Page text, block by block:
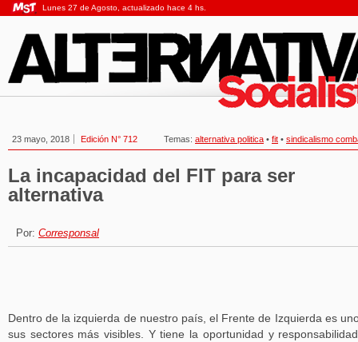
Lunes 27 de Agosto, actualizado hace 4 hs.
23 mayo, 2018 Edición N° 712 Temas: alternativa politica • fit • sindicalismo
La incapacidad del FIT para ser
alternativa
Por: Corresponsal
Dentro de la izquierda de nuestro país, el Frente de Izquierda es
sus sectores más visibles. Y tiene la oportunidad y